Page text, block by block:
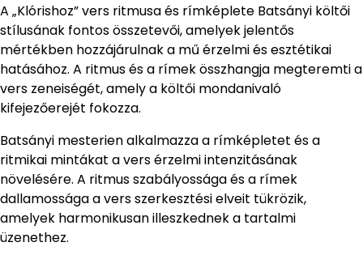
A „Klórishoz” vers ritmusa és rímképlete Batsányi költői
stílusának fontos összetevői, amelyek jelentős
mértékben hozzájárulnak a mű érzelmi és esztétikai
hatásához. A ritmus és a rímek összhangja megteremti a
vers zeneiségét, amely a költői mondanivaló
kifejezőerejét fokozza.
Batsányi mesterien alkalmazza a rímképletet és a
ritmikai mintákat a vers érzelmi intenzitásának
növelésére. A ritmus szabályossága és a rímek
dallamossága a vers szerkesztési elveit tükrözik,
amelyek harmonikusan illeszkednek a tartalmi
üzenethez.